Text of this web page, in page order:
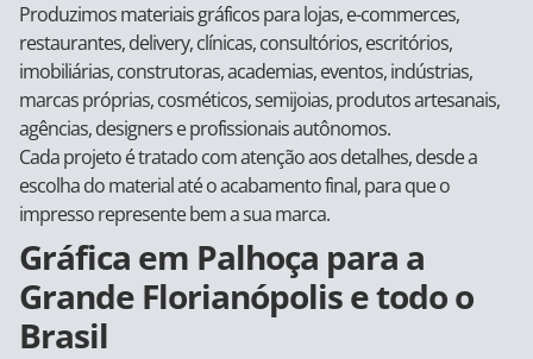
Produzimos materiais gráficos para lojas, e-commerces,
restaurantes, delivery, clínicas, consultórios, escritórios,
imobiliárias, construtoras, academias, eventos, indústrias,
marcas próprias, cosméticos, semijoias, produtos artesanais,
agências, designers e profissionais autônomos.
Cada projeto é tratado com atenção aos detalhes, desde a
escolha do material até o acabamento final, para que o
impresso represente bem a sua marca.
Gráfica em Palhoça para a
Grande Florianópolis e todo o
Brasil